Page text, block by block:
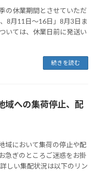
の休業期間とさせていただ
8月11日～16日」8月3日ま
いては、休業日前に発送い
続きを読む
域への集荷停止、配
域において集荷の停止や配
急ぎのところご迷惑をお掛
しい集配状況は以下のリン